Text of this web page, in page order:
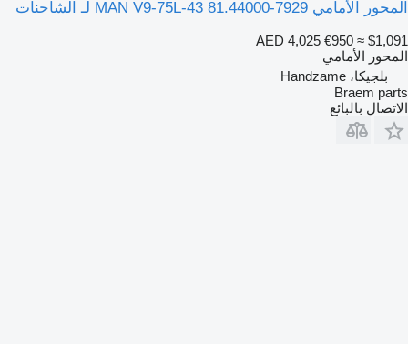
المحور الأمامي MAN V9-75L-43 81.44000-7929 لـ الشاحنات
AED 4,025 €950 ≈ $1,091
المحور الأمامي
بلجيكا، Handzame
Braem parts
الاتصال بالبائع